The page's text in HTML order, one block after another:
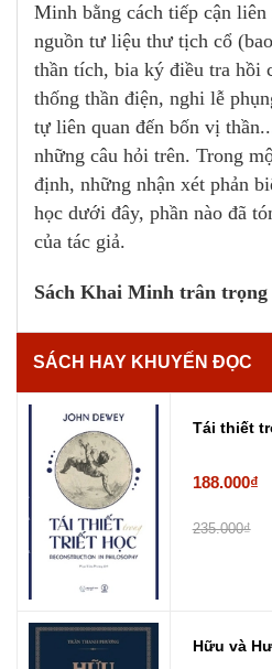
Minh bằng cách tiếp cận
nguồn tư liệu thư tịch cổ
thần tích, bia ký điều tra hồi
thống thần điện, nghi lễ
tự liên quan đến bốn vị thần..
những câu hỏi trên. Trong
định, những nhận xét phản
học dưới đây, phần nào đã
của tác giả.
Sách Khai Minh trân
SÁCH HAY KHUYẾN ĐỌC
Tái thiết
188.000₫
235.000₫
Hữu và